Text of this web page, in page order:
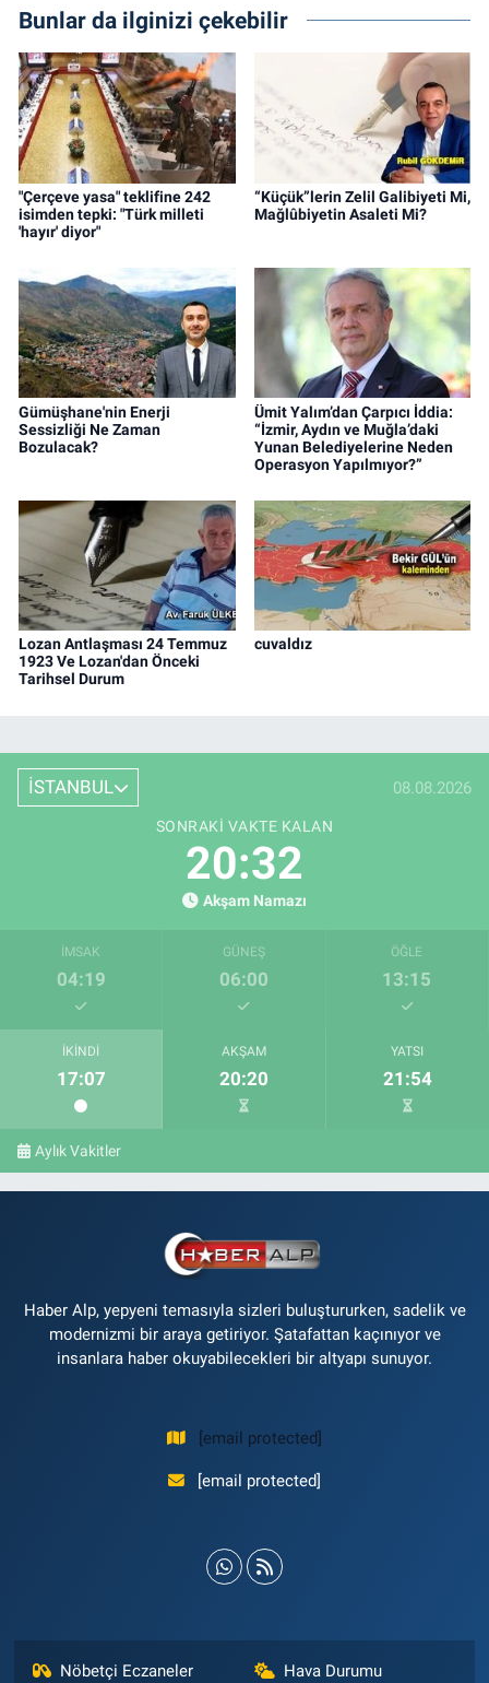
Bunlar da ilginizi çekebilir
"Çerçeve yasa" teklifine 242
isimden tepki: "Türk milleti
'hayır' diyor"
“Küçük”lerin Zelil Galibiyeti Mi,
Mağlûbiyetin Asaleti Mi?
Gümüşhane'nin Enerji
Sessizliği Ne Zaman
Bozulacak?
Ümit Yalım’dan Çarpıcı İddia:
“İzmir, Aydın ve Muğla’daki
Yunan Belediyelerine Neden
Operasyon Yapılmıyor?”
Lozan Antlaşması 24 Temmuz
1923 Ve Lozan'dan Önceki
Tarihsel Durum
cuvaldız
İSTANBUL 08.08.2026
SONRAKI VAKTE KALAN
20:31
Akşam Namazı
İMSAK
04:19
GÜNEŞ
06:00
ÖĞLE
13:15
İKINDI
17:07
AKŞAM
20:20
YATSI
21:54
Aylık Vakitler
Haber Alp, yepyeni temasıyla sizleri buluştururken, sadelik ve
modernizmi bir araya getiriyor. Şatafattan kaçınıyor ve
insanlara haber okuyabilecekleri bir altyapı sunuyor.
[email protected]
[email protected]
Nöbetçi Eczaneler Hava Durumu